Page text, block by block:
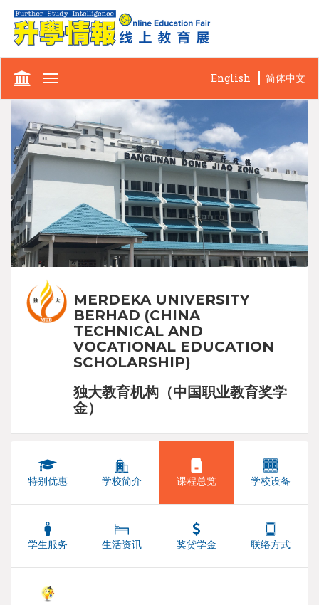
Toggle
English 简体中文
MERDEKA UNIVERSITY
BERHAD (CHINA
TECHNICAL AND
VOCATIONAL EDUCATION
SCHOLARSHIP)
独大教育机构（中国职业教育奖学
金）
特别优惠 学校简介 课程总览 学校设备
学生服务 生活资讯 奖贷学金 联络方式